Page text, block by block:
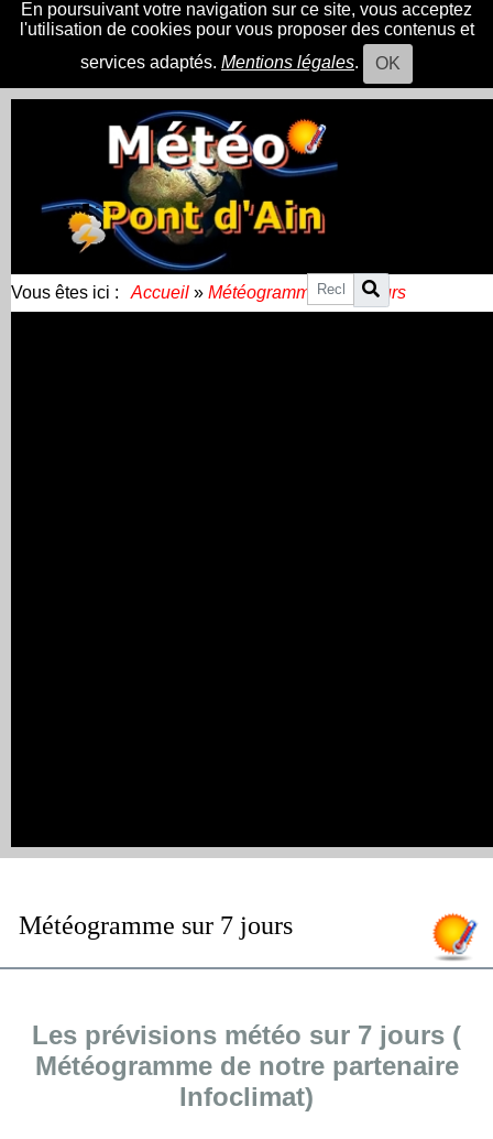
En poursuivant votre navigation sur ce site, vous acceptez
l'utilisation de cookies pour vous proposer des contenus et
services adaptés. Mentions légales. OK
Vous êtes ici : Accueil » Météogramme sur 7 jours
Météogramme sur 7 jours
Les prévisions météo sur 7 jours (
Météogramme de notre partenaire
Infoclimat)